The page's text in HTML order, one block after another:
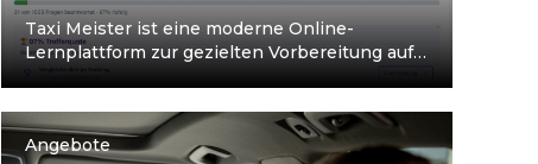
Taxi Meister ist eine moderne Online-
Lernplattform zur gezielten Vorbereitung auf
den Taxi- und Mietwagen-
richtet sich an…
Angebote